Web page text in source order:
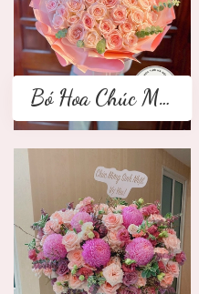
Bó Hoa Chúc Mừng